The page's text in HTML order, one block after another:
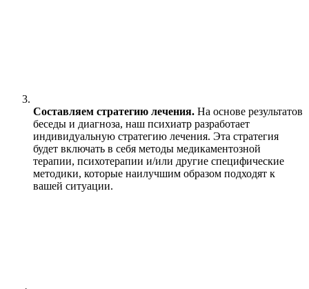
Составляем стратегию лечения. На основе результатов
беседы и диагноза, наш психиатр разработает
индивидуальную стратегию лечения. Эта стратегия
будет включать в себя методы медикаментозной
терапии, психотерапии и/или другие специфические
методики, которые наилучшим образом подходят к
вашей ситуации.